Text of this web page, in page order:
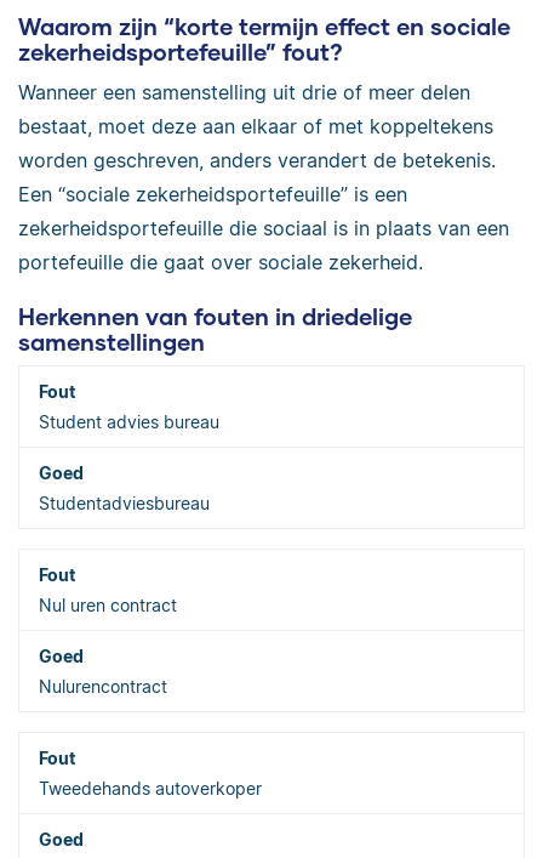
Waarom zijn “korte termijn effect en sociale
zekerheidsportefeuille” fout?
Wanneer een samenstelling uit drie of meer delen
bestaat, moet deze aan elkaar of met koppeltekens
worden geschreven, anders verandert de betekenis.
Een “sociale zekerheidsportefeuille” is een
zekerheidsportefeuille die sociaal is in plaats van een
portefeuille die gaat over sociale zekerheid.
Herkennen van fouten in driedelige
samenstellingen
Student advies bureau
Studentadviesbureau
Nul uren contract
Nulurencontract
Tweedehands autoverkoper